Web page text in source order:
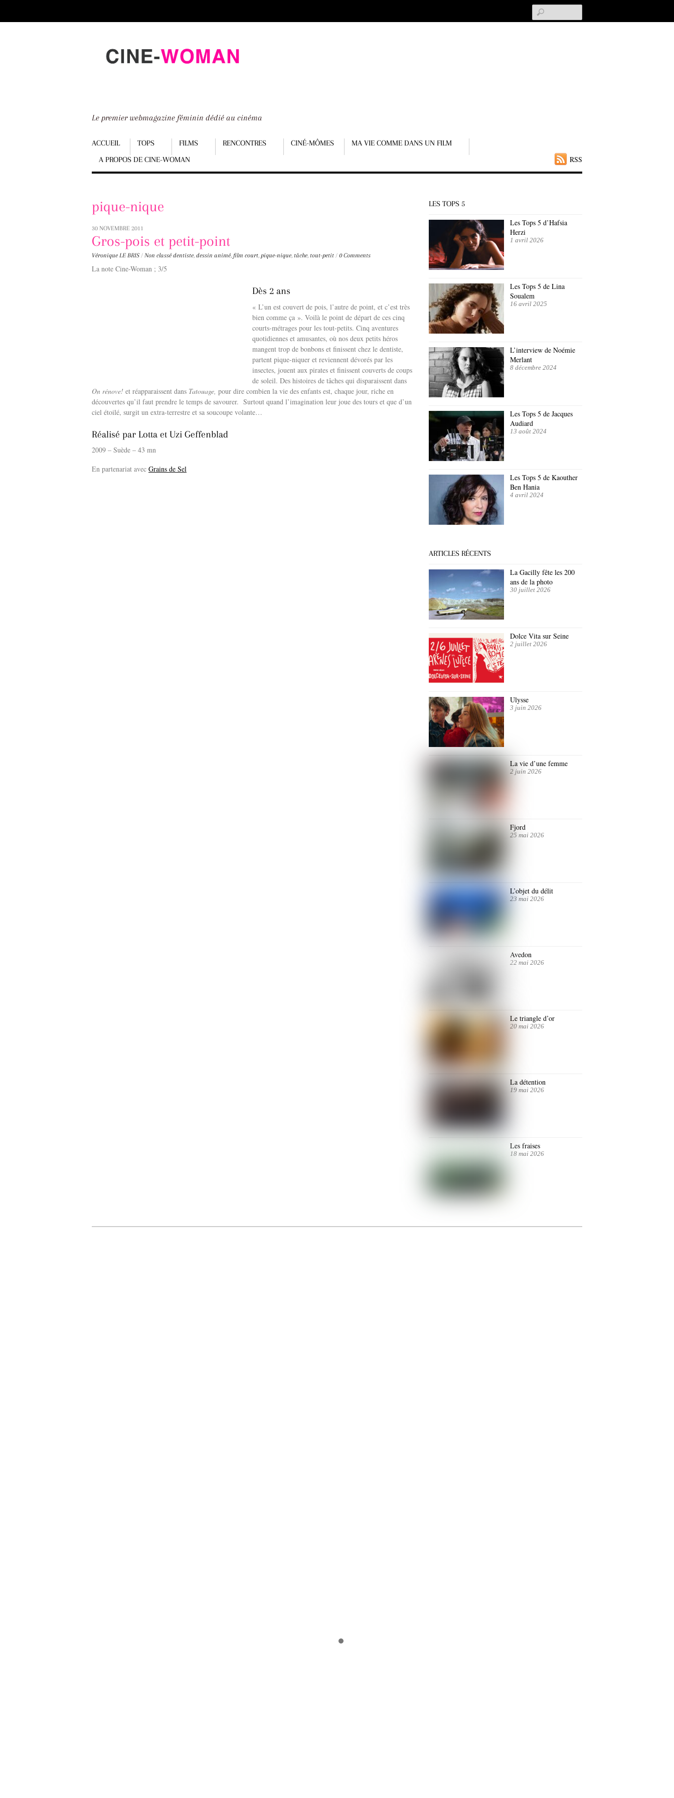
down
Le premier webmagazine féminin dédié au cinéma
RSS
Menu
ACCUEIL TOPS FILMS RENCONTRES CINÉ-MÔMES
MA VIE COMME DANS UN FILM
A PROPOS DE CINE-WOMAN
Scroll
content
pique-nique
30 NOVEMBRE 2011
Gros-pois et petit-point
Véronique LE BRIS / Non classé dentiste, dessin animé, film court, pique-nique, tâche, tout-petit / 0 Comments
La note Cine-Woman ; 3/5
Dès 2 ans
« L’un est couvert de pois, l’autre de point, et c’est très
bien comme ça ». Voilà le point de départ de ces cinq
courts-métrages pour les tout-petits. Cinq aventures
quotidiennes et amusantes, où nos deux petits héros
mangent trop de bonbons et finissent chez le dentiste,
partent pique-niquer et reviennent dévorés par les
insectes, jouent aux pirates et finissent couverts de coups
de soleil. Des histoires de tâches qui disparaissent dans
On rénove! et réapparaissent dans Tatouage, pour dire combien la vie des enfants est, chaque jour, riche en
découvertes qu’il faut prendre le temps de savourer. Surtout quand l’imagination leur joue des tours et que d’un
ciel étoilé, surgit un extra-terrestre et sa soucoupe volante…
Réalisé par Lotta et Uzi Geffenblad
2009 – Suède – 43 mn
En partenariat avec Grains de Sel
LES TOPS 5
Les Tops 5 d’Hafsia
Herzi
1 avril 2026
Les Tops 5 de Lina
Soualem
16 avril 2025
L’interview de Noémie
Merlant
8 décembre 2024
Les Tops 5 de Jacques
Audiard
13 août 2024
Les Tops 5 de Kaouther
Ben Hania
4 avril 2024
ARTICLES RÉCENTS
La Gacilly fête les 200
ans de la photo
30 juillet 2026
Dolce Vita sur Seine
2 juillet 2026
Ulysse
3 juin 2026
La vie d’une femme
2 juin 2026
Fjord
25 mai 2026
L’objet du délit
23 mai 2026
Avedon
22 mai 2026
Le triangle d’or
20 mai 2026
La détention
19 mai 2026
Les fraises
18 mai 2026